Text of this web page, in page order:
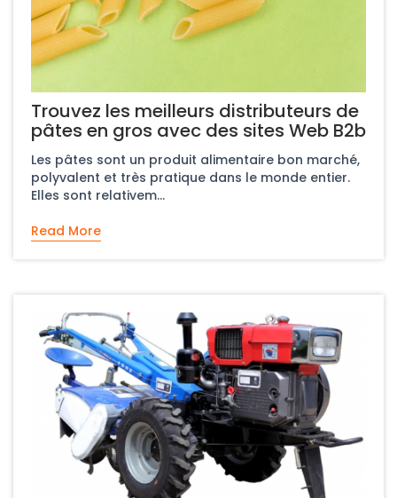
Trouvez les meilleurs distributeurs de
pâtes en gros avec des sites Web B2b
Les pâtes sont un produit alimentaire bon marché,
polyvalent et très pratique dans le monde entier.
Elles sont relativem...
Read More